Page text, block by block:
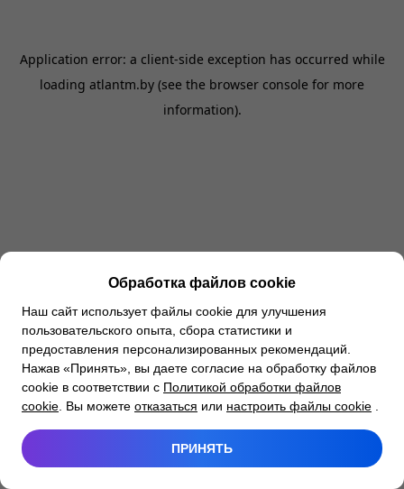
Application error: a client-side exception has occurred while
loading atlantm.by (see the browser console for more
information).
Обработка файлов cookie
Наш сайт использует файлы cookie для улучшения
пользовательского опыта, сбора статистики и
предоставления персонализированных рекомендаций.
Нажав «Принять», вы даете согласие на обработку файлов
cookie в соответствии с Политикой обработки файлов
cookie . Вы можете отказаться или настроить файлы cookie
ПРИНЯТЬ